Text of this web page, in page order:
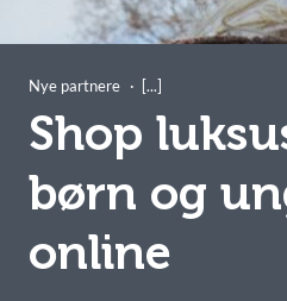
Nye partnere
Shop
børn og
online